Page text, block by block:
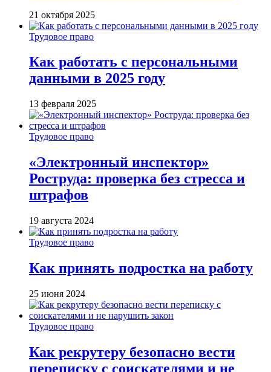
21 октября 2025
Трудовое право
Как работать с персональными
данными в 2025 году
13 февраля 2025
Трудовое право
«Электронный инспектор»
Роструда: проверка без стресса и
штрафов
19 августа 2024
Трудовое право
Как принять подростка на работу
25 июня 2024
Трудовое право
Как рекрутеру безопасно вести
переписку с соискателями и не